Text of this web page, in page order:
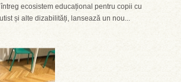
ecosistem educațional pentru copii cu
și alte dizabilități, lansează un nou...